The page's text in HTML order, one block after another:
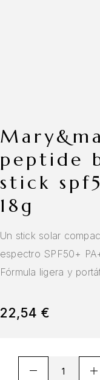
mary&may, vegan
peptide
stick
18g
Un stick solar
espectro SPF50+
Fórmula ligera y
22,54 €